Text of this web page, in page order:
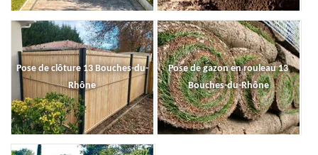
Pose de clôture 13 Bouches-du-
Rhône
Pose de gazon en rouleau 13
Bouches-du-Rhône